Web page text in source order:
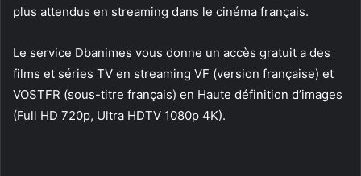
plus attendus en streaming dans le cinéma français.
Le service Dbanimes vous donne un accès gratuit a des
films et séries TV en streaming VF (version française) et
VOSTFR (sous-titre français) en Haute définition d’images
(Full HD 720p, Ultra HDTV 1080p 4K).